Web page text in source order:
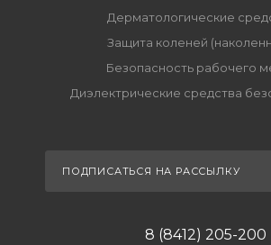
Дерматологические
Защита коленей
Безопасность рабочего
Диэлектрические средства
ПОДПИСАТЬСЯ НА РАССЫЛКУ
8 (8412) 205-200